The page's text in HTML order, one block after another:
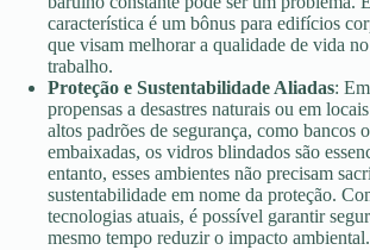
característica é um bônus para edifícios
que visam melhorar a qualidade de vida
trabalho.
Proteção e Sustentabilidade Aliadas:
propensas a desastres naturais ou em
altos padrões de segurança, como bancos
embaixadas, os vidros blindados são
entanto, esses ambientes não precisam
sustentabilidade em nome da proteção.
tecnologias atuais, é possível garantir
mesmo tempo reduzir o impacto ambiental.